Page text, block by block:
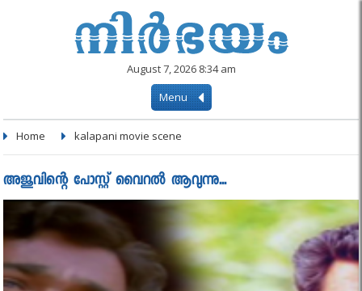
August 7, 2026 8:34 am
Menu
Home kalapani movie scene
അജുവിന്റെ പോസ്റ്റ് വൈറൽ ആവുന്നു...